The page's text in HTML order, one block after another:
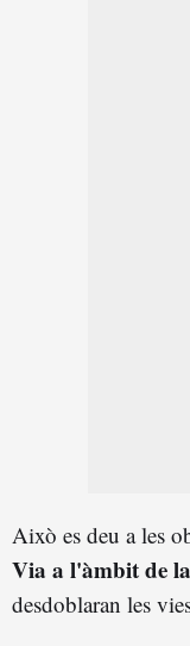
Això es deu a les
Via a l'àmbit de
desdoblaran les